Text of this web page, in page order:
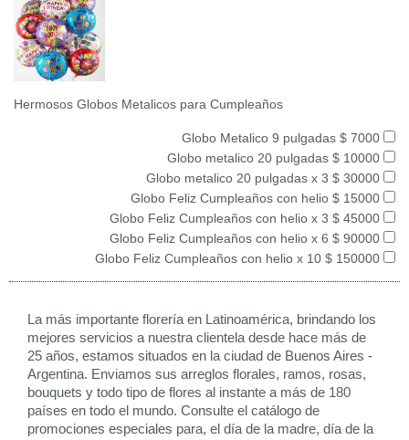
Hermosos Globos Metalicos para Cumpleaños
Globo Metalico 9 pulgadas $ 7000
Globo metalico 20 pulgadas $ 10000
Globo metalico 20 pulgadas x 3 $ 30000
Globo Feliz Cumpleaños con helio $ 15000
Globo Feliz Cumpleaños con helio x 3 $ 45000
Globo Feliz Cumpleaños con helio x 6 $ 90000
Globo Feliz Cumpleaños con helio x 10 $ 150000
La más importante florería en Latinoamérica, brindando los
mejores servicios a nuestra clientela desde hace más de
25 años, estamos situados en la ciudad de Buenos Aires -
Argentina. Enviamos sus arreglos florales, ramos, rosas,
bouquets y todo tipo de flores al instante a más de 180
países en todo el mundo. Consulte el catálogo de
promociones especiales para, el día de la madre, día de la